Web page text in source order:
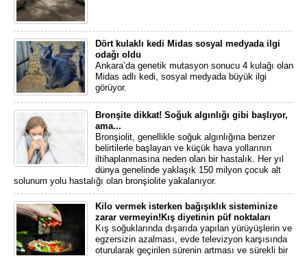
Dört kulaklı kedi Midas sosyal medyada ilgi
odağı oldu
Ankara’da genetik mutasyon sonucu 4 kulağı olan
Midas adlı kedi, sosyal medyada büyük ilgi
görüyor.
Bronşite dikkat! Soğuk algınlığı gibi başlıyor,
ama...
Bronşiolit, genellikle soğuk algınlığına benzer
belirtilerle başlayan ve küçük hava yollarının
iltihaplanmasına neden olan bir hastalık. Her yıl
dünya genelinde yaklaşık 150 milyon çocuk alt
solunum yolu hastalığı olan bronşiolite yakalanıyor.
Kilo vermek isterken bağışıklık sisteminize
zarar vermeyin!Kış diyetinin püf noktaları
Kış soğuklarında dışarıda yapılan yürüyüşlerin ve
egzersizin azalması, evde televizyon karşısında
oturularak geçirilen sürenin artması ve sürekli bir